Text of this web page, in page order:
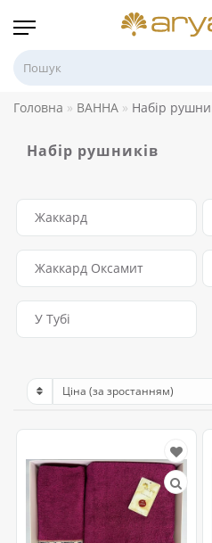
Головна ВАННА Набір
Набір рушників
Жаккард
Жаккард Оксамит
У Тубі